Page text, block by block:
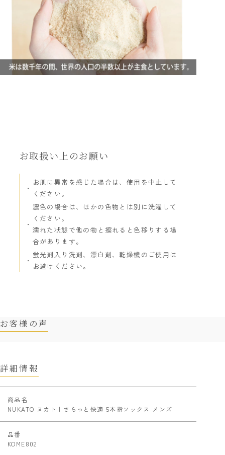
お取扱い上のお願い
お肌に異常を感じた場合は、使用を中止して
ください。
濃色の場合は、ほかの色物とは別に洗濯して
ください。
濡れた状態で他の物と擦れると色移りする場
合があります。
蛍光剤入り洗剤、漂白剤、乾燥機のご使用は
お避けください。
お客様の声
詳細情報
商品名
NUKATO ヌカト | さらっと快適 5本指ソックス メンズ
品番
KOME802